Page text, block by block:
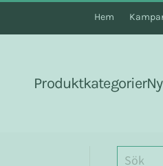
Hem
Produktkategorier